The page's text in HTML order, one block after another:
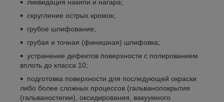
ликвидация накипи и нагара;
скругление острых кромок;
грубое шлифование;
грубая и точная (финишная) шлифовка;
устранение дефектов поверхности с полированием
вплоть до класса 10;
подготовка поверхности для последующей окраски
либо более сложных процессов (гальванопокрытия
(гальваностегии), оксидирования, вакуумного